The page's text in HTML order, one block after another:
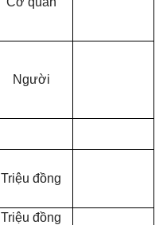
Người
Triệu đồng
Triệu đồng